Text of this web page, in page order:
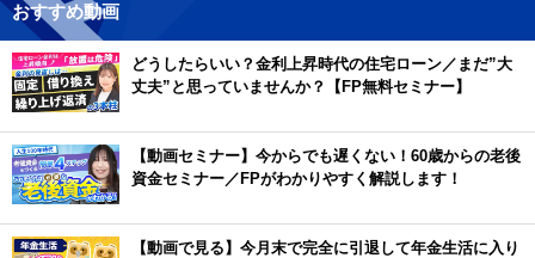
おすすめ動画
どうしたらいい？金利上昇時代の住宅ローン／まだ”大
丈夫”と思っていませんか？【FP無料セミナー】
【動画セミナー】今からでも遅くない！60歳からの老後
資金セミナー／FPがわかりやすく解説します！
【動画で見る】今月末で完全に引退して年金生活に入り